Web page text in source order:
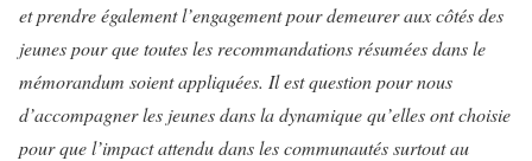
et prendre également l’engagement pour demeurer aux côtés des
jeunes pour que toutes les recommandations résumées dans le
mémorandum soient appliquées. Il est question pour nous
d’accompagner les jeunes dans la dynamique qu’elles ont choisie
pour que l’impact attendu dans les communautés surtout au